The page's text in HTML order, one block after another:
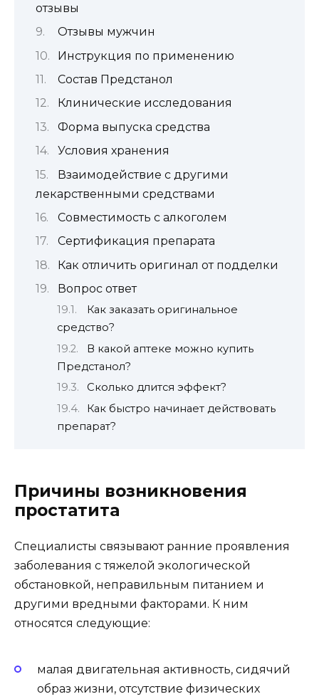
отзывы
Отзывы мужчин
Инструкция по применению
Состав Предстанол
Клинические исследования
Форма выпуска средства
Условия хранения
Взаимодействие с другими
лекарственными средствами
Совместимость с алкоголем
Сертификация препарата
Как отличить оригинал от подделки
Вопрос ответ
Как заказать оригинальное
средство?
В какой аптеке можно купить
Предстанол?
Сколько длится эффект?
Как быстро начинает действовать
препарат?
Причины возникновения
простатита
Специалисты связывают ранние проявления
заболевания с тяжелой экологической
обстановкой, неправильным питанием и
другими вредными факторами. К ним
относятся следующие:
малая двигательная активность, сидячий
образ жизни, отсутствие физических